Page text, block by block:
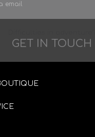
email
GET IN TOUCH